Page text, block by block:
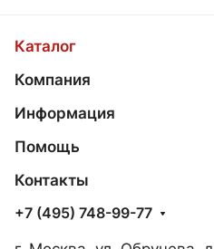
Каталог
Компания
Информация
Помощь
Контакты
+7 (495) 748-99-77